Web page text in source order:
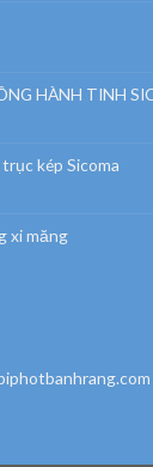
HÀNH TINH
kép Sicoma
xi măng